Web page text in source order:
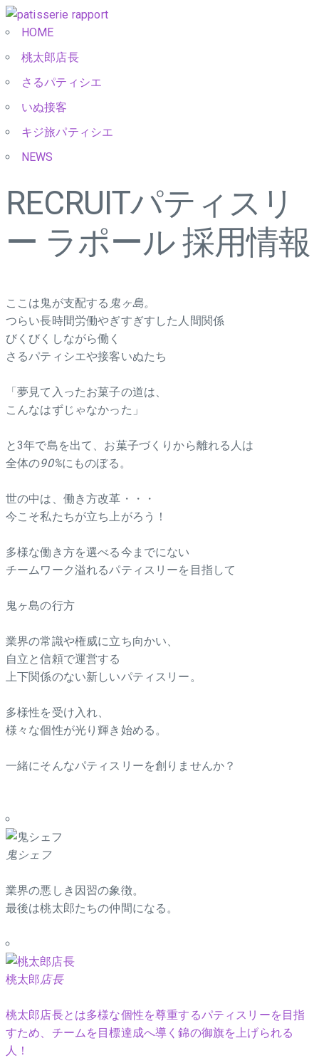
HOME
桃太郎店長
さるパティシエ
いぬ接客
キジ旅パティシエ
NEWS
RECRUITパティスリ
ー ラポール 採用情報
ここは鬼が支配する 鬼ヶ島。
つらい長時間労働やぎすぎすした人間関係
びくびくしながら働く
さるパティシエや接客いぬたち
「夢見て入ったお菓子の道は、
こんなはずじゃなかった」
と3年で島を出て、お菓子づくりから離れる人は
全体の90%にものぼる。
世の中は、働き方改革・・・
今こそ私たちが立ち上がろう！
多様な働き方を選べる今までにない
チームワーク溢れるパティスリーを目指して
鬼ヶ島の行方
業界の常識や権威に立ち向かい、
自立と信頼で運営する
上下関係のない新しいパティスリー。
多様性を受け入れ、
様々な個性が光り輝き始める。
一緒にそんなパティスリーを創りませんか？
鬼シェフ
業界の悪しき因習の象徴。
最後は桃太郎たちの仲間になる。
桃太郎店長
桃太郎店長とは多様な個性を尊重するパティスリーを目指
すため、チームを目標達成へ導く錦の御旗を上げられる
人！